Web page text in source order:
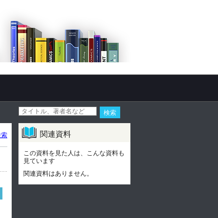
関連資料
この資料を見た人は、こんな資料も
見ています
関連資料はありません。